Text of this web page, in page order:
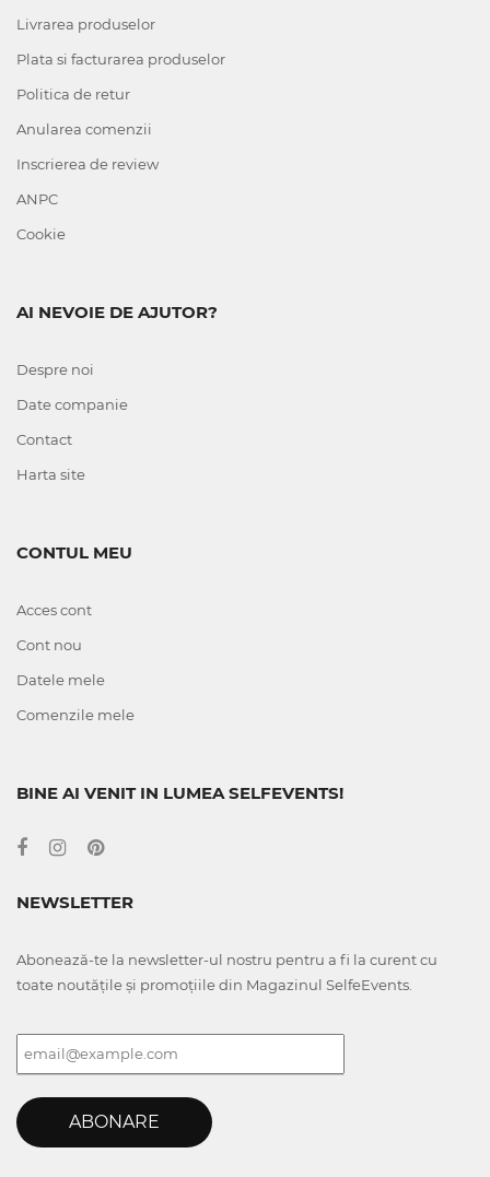
Livrarea produselor
Plata si facturarea produselor
Politica de retur
Anularea comenzii
Inscrierea de review
ANPC
Cookie
AI NEVOIE DE AJUTOR?
Despre noi
Date companie
Contact
Harta site
CONTUL MEU
Acces cont
Cont nou
Datele mele
Comenzile mele
BINE AI VENIT IN LUMEA SELFEVENTS!
NEWSLETTER
Abonează-te la newsletter-ul nostru pentru a fi la curent cu
toate noutățile și promoțiile din Magazinul SelfeEvents.
ABONARE